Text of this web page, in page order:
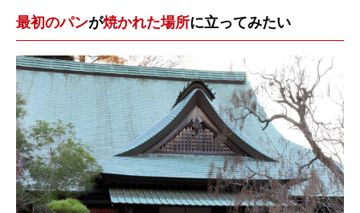
最初のパンが焼かれた場所に立ってみたい